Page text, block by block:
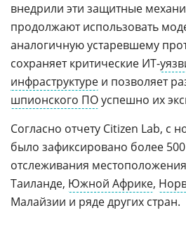
внедрили эти защитные
продолжают использовать
аналогичную устаревшему
сохраняет критические ИТ-
инфраструктуре и позволяет
шпионского ПОуспешно их
Согласно отчету Citizen Lab, с
было зафиксировано более
отслеживания
Таиланде, Южной Африке,
Малайзии и ряде других стран.